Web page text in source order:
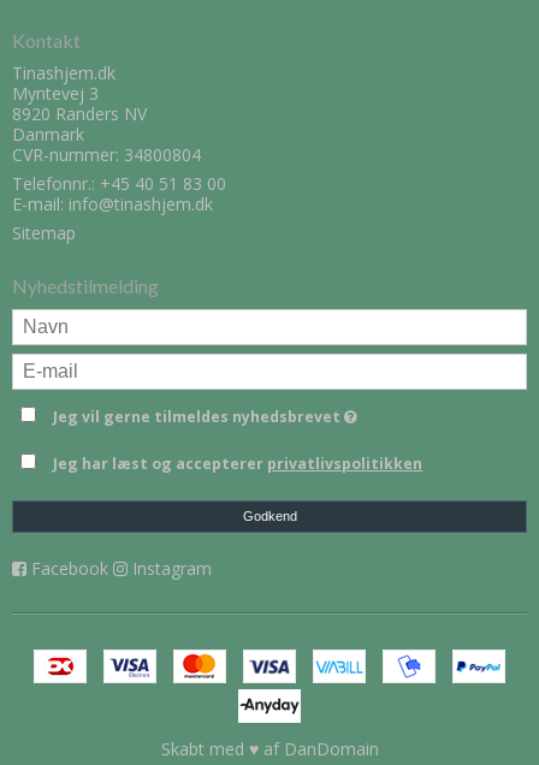
Kontakt
Tinashjem.dk
Myntevej 3
8920 Randers NV
Danmark
CVR-nummer: 34800804
Telefonnr.: +45 40 51 83 00
E-mail: info@tinashjem.dk
Sitemap
Nyhedstilmelding
Jeg vil gerne tilmeldes nyhedsbrevet
Jeg har læst og accepterer privatlivspolitikken
Godkend
Facebook Instagram
Skabt med ♥ af DanDomain